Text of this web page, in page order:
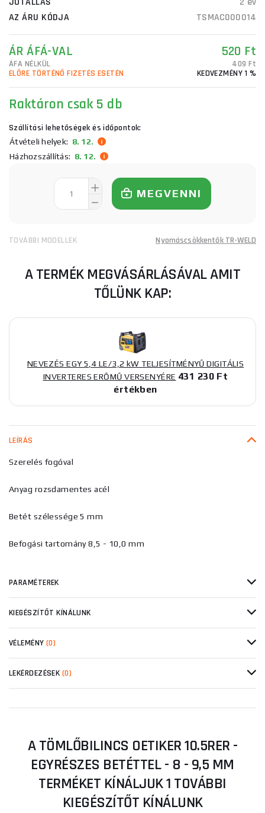
AZ ÁRU KÓDJA
TSMAC000014
ÁR ÁFÁ-VAL 520 Ft
ÁFA NÉLKÜL
409 Ft
ELŐRE TÖRTÉNŐ FIZETÉS ESETÉN
KEDVEZMÉNY 1 %
Raktáron csak 5 db
Szállítási lehetőségek és időpontok:
Átvételi helyek: 8. 12.
Házhozszállítás: 8. 12.
MEGVENNI
TOVÁBBI MODELLEK Nyomáscsökkentők TR-WELD
A TERMÉK MEGVÁSÁRLÁSÁVAL AMIT
TŐLÜNK KAP:
NEVEZÉS EGY 5,4 LE/3,2 kW TELJESÍTMÉNYŰ DIGITÁLIS
INVERTERES ERŐMŰ VERSENYÉRE 431 230 Ft
értékben
LEÍRÁS
Szerelés fogóval
Anyag rozsdamentes acél
Betét szélessége 5 mm
Befogási tartomány 8,5 - 10,0 mm
PARAMÉTEREK
KIEGÉSZÍTŐT KÍNÁLUNK
VÉLEMÉNY (0)
LEKÉRDEZÉSEK (0)
A TÖMLŐBILINCS OETIKER 10.5RER -
EGYRÉSZES BETÉTTEL - 8 - 9,5 MM
TERMÉKET KÍNÁLJUK 1 TOVÁBBI
KIEGÉSZÍTŐT KÍNÁLUNK